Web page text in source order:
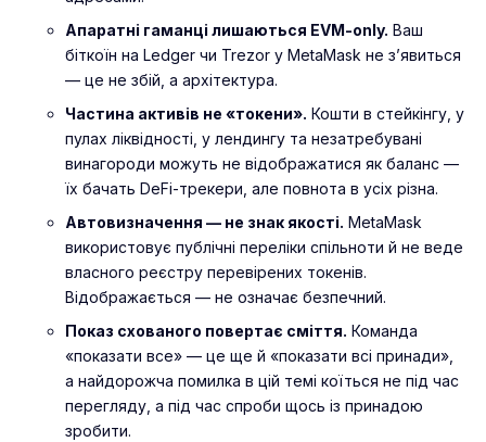
Апаратні гаманці лишаються EVM-only. Ваш
біткоїн на Ledger чи Trezor у MetaMask не з’явиться
— це не збій, а архітектура.
Частина активів не «токени». Кошти в стейкінгу, у
пулах ліквідності, у лендингу та незатребувані
винагороди можуть не відображатися як баланс —
їх бачать DeFi-трекери, але повнота в усіх різна.
Автовизначення — не знак якості. MetaMask
використовує публічні переліки спільноти й не веде
власного реєстру перевірених токенів.
Відображається — не означає безпечний.
Показ схованого повертає сміття. Команда
«показати все» — це ще й «показати всі принади»,
а найдорожча помилка в цій темі коїться не під час
перегляду, а під час спроби щось із принадою
зробити.